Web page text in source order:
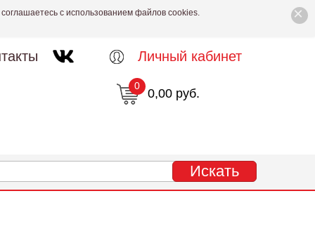
×
с использованием файлов cookies.
Личный кабинет
0,00 руб.
0